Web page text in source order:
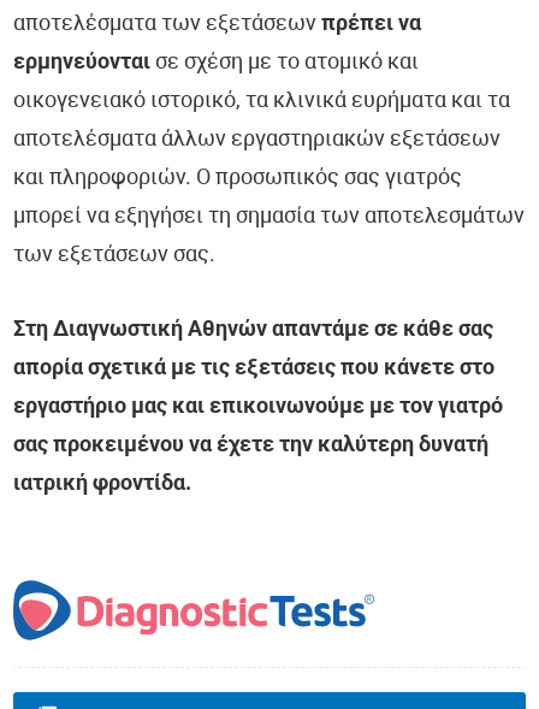
αποτελέσματα των εξετάσεωνπρέπει να
ερμηνεύονταισε σχέση με το ατομικό και
οικογενειακό ιστορικό, τα κλινικά ευρήματα και τα
αποτελέσματα άλλων εργαστηριακών εξετάσεων
και πληροφοριών. Ο προσωπικός σας γιατρός
μπορεί να εξηγήσει τη σημασία των αποτελεσμάτων
των εξετάσεων σας.
Στη Διαγνωστική Αθηνών απαντάμε σε κάθε σας
απορία σχετικά με τις εξετάσεις που κάνετε στο
εργαστήριο μας και επικοινωνούμε με τον γιατρό
σας προκειμένου να έχετε την καλύτερη δυνατή
ιατρική φροντίδα.